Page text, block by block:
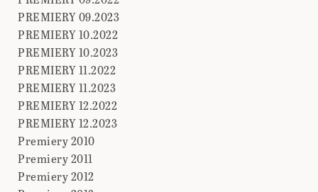
PREMIERY 09.2023
PREMIERY 10.2022
PREMIERY 10.2023
PREMIERY 11.2022
PREMIERY 11.2023
PREMIERY 12.2022
PREMIERY 12.2023
Premiery 2010
Premiery 2011
Premiery 2012